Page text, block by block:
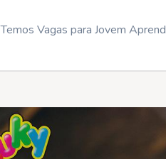
Temos Vagas para Jovem